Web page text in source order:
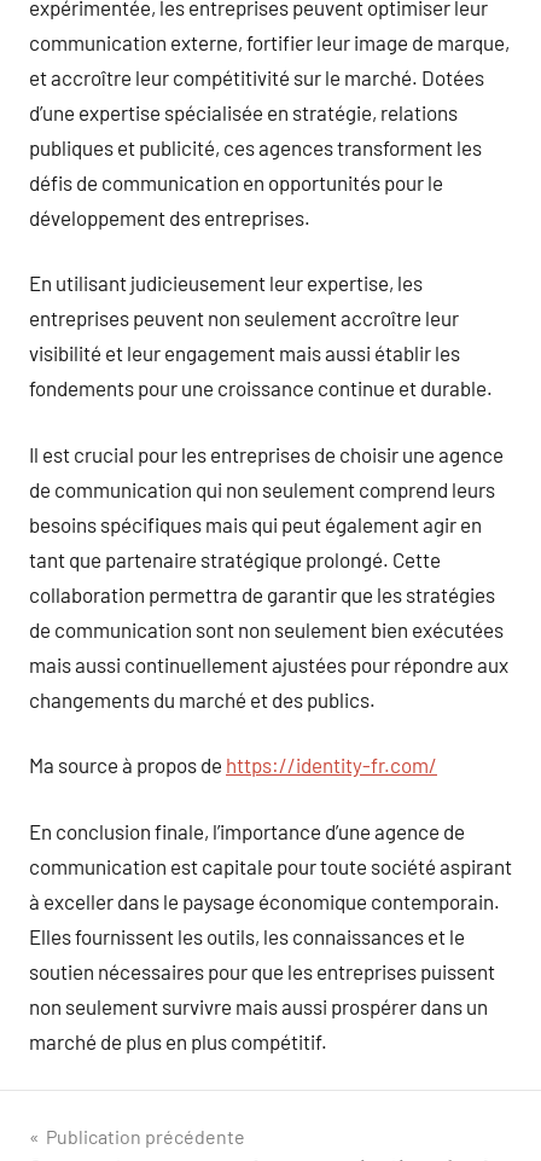
expérimentée, les entreprises peuvent optimiser leur
communication externe, fortifier leur image de marque,
et accroître leur compétitivité sur le marché. Dotées
d’une expertise spécialisée en stratégie, relations
publiques et publicité, ces agences transforment les
défis de communication en opportunités pour le
développement des entreprises.
En utilisant judicieusement leur expertise, les
entreprises peuvent non seulement accroître leur
visibilité et leur engagement mais aussi établir les
fondements pour une croissance continue et durable.
Il est crucial pour les entreprises de choisir une agence
de communication qui non seulement comprend leurs
besoins spécifiques mais qui peut également agir en
tant que partenaire stratégique prolongé. Cette
collaboration permettra de garantir que les stratégies
de communication sont non seulement bien exécutées
mais aussi continuellement ajustées pour répondre aux
changements du marché et des publics.
Ma source à propos de https://identity-fr.com/
En conclusion finale, l’importance d’une agence de
communication est capitale pour toute société aspirant
à exceller dans le paysage économique contemporain.
Elles fournissent les outils, les connaissances et le
soutien nécessaires pour que les entreprises puissent
non seulement survivre mais aussi prospérer dans un
marché de plus en plus compétitif.
Navigation
Publication précédente